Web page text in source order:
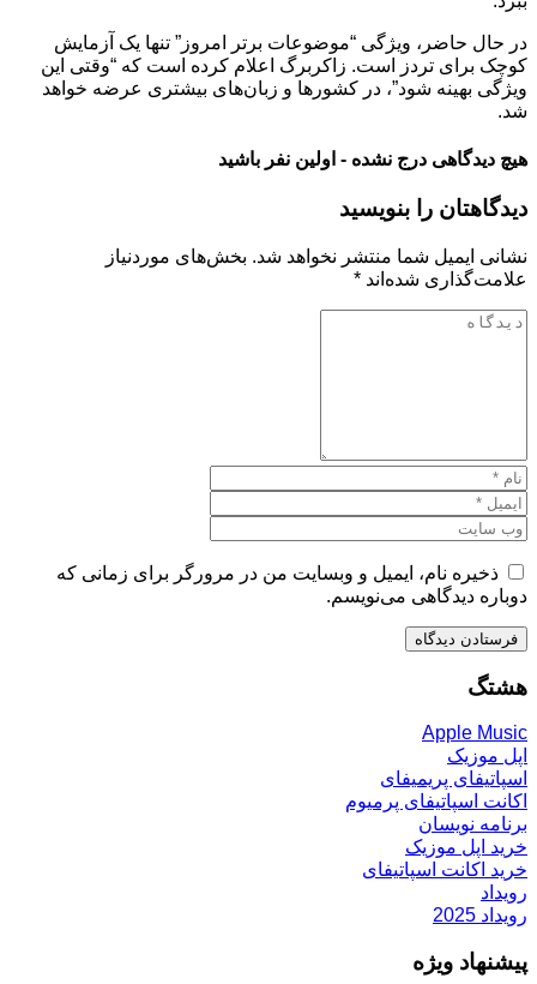
در حال حاضر، ویژگی “موضوعات برتر امروز” تنها یک آزمایش
کوچک برای تردز است. زاکربرگ اعلام کرده است که “وقتی این
ویژگی بهینه شود”، در کشورها و زبان‌های بیشتری عرضه خواهد
شد.
هیچ دیدگاهی درج نشده - اولین نفر باشید
دیدگاهتان را بنویسید
نشانی ایمیل شما منتشر نخواهد شد. بخش‌های موردنیاز
علامت‌گذاری شده‌اند *
ذخیره نام، ایمیل و وبسایت من در مرورگر برای زمانی که
دوباره دیدگاهی می‌نویسم.
هشتگ
Apple Music
اپل موزیک
اسپاتیفای پریمیفای
اکانت اسپاتیفای پرمیوم
برنامه نویسان
خرید اپل موزیک
خرید اکانت اسپاتیفای
رویداد
رویداد 2025
پیشنهاد ویژه